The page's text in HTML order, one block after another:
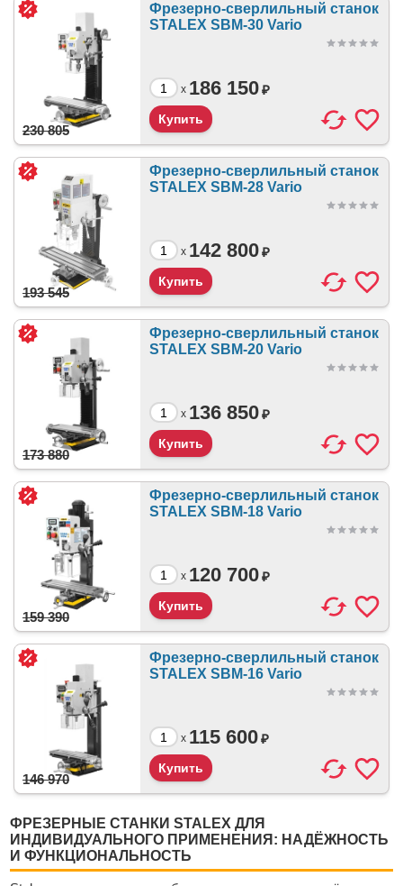
Фрезерно-сверлильный станок
STALEX SBM-30 Vario
x
230 805
186 150₽
Фрезерно-сверлильный станок
STALEX SBM-28 Vario
x
193 545
142 800₽
Фрезерно-сверлильный станок
STALEX SBM-20 Vario
x
173 880
136 850₽
Фрезерно-сверлильный станок
STALEX SBM-18 Vario
x
159 390
120 700₽
Фрезерно-сверлильный станок
STALEX SBM-16 Vario
x
146 970
115 600₽
ФРЕЗЕРНЫЕ СТАНКИ STALEX ДЛЯ
ИНДИВИДУАЛЬНОГО ПРИМЕНЕНИЯ: НАДЁЖНОСТЬ
И ФУНКЦИОНАЛЬНОСТЬ